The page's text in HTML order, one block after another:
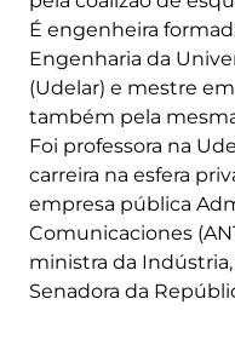
É engenheira
Engenharia da
(Udelar) e mestre
também pela
Foi professora na
carreira na esfera
empresa pública
Comunicaciones
ministra da
Senadora da